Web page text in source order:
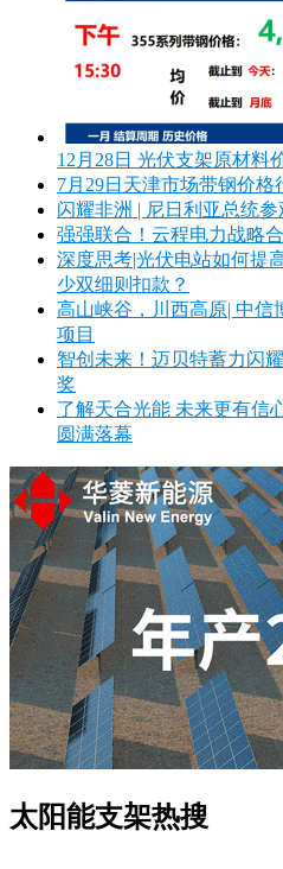
12月28日 光伏支架原材料
7月29日天津市场带钢价格
闪耀非洲 | 尼日利亚总统
强强联合！云程电力战略
深度思考|光伏电站如何提
少双细则扣款？
高山峡谷，川西高原| 中信
项目
智创未来！迈贝特蓄力闪
奖
了解天合光能 未来更有信
圆满落幕
太阳能支架热搜